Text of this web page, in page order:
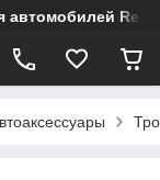
автомобилей